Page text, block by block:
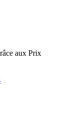
aux Prix